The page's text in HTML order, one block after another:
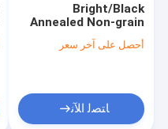
Bright/Black
Annealed Non-grain
Oriented Steel with
Vickers Hardness
أحصل على آخر سعر
ﺎﺘﺼﻟ ﺍﻶﻧ